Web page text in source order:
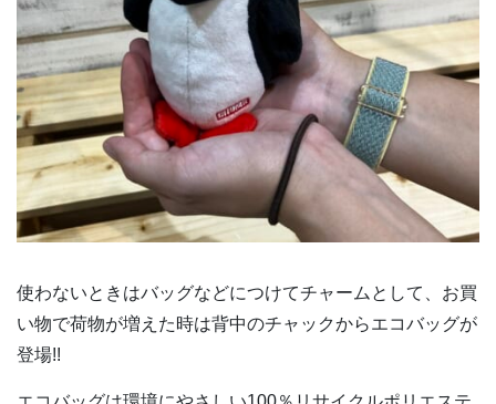
使わないときはバッグなどにつけてチャームとして、お買
い物で荷物が増えた時は背中のチャックからエコバッグが
登場!!